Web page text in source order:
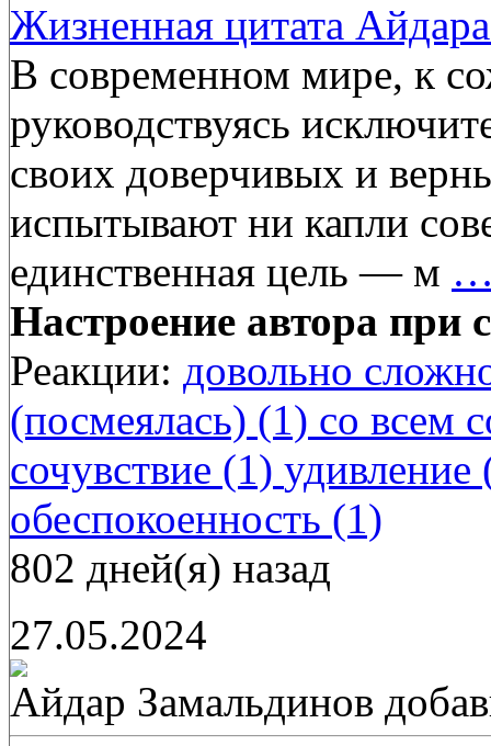
Жизненная цитата
В современном мире, к
руководствуясь
своих доверчивых и
испытывают ни капли
единственная цель — м
Настроение автора при
Реакции: довольно
(посмеялась) (1) со всем
сочувствие (1)
обеспокоенность (1)
802 дней(я) назад
27.05.2024
Айдар Замальдинов